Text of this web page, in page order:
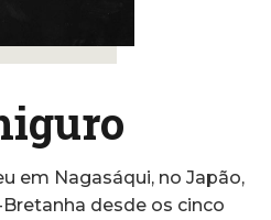
em Nagasáqui, no Japão,
Bretanha desde os cinco